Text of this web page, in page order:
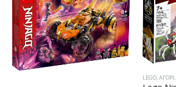
LEGO,ΑΓΌΡΙ,